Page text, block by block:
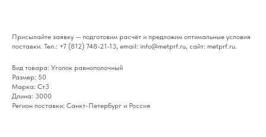
Присылайте заявку — подготовим расчёт и предложим оптимальные условия
поставки. Тел.: +7 (812) 748-21-13, email: info@metprf.ru, сайт: metprf.ru.
Вид товара: Уголок равнополочный
Размер: 50
Марка: Ст3
Длина: 3000
Регион поставки: Санкт-Петербург и Россия